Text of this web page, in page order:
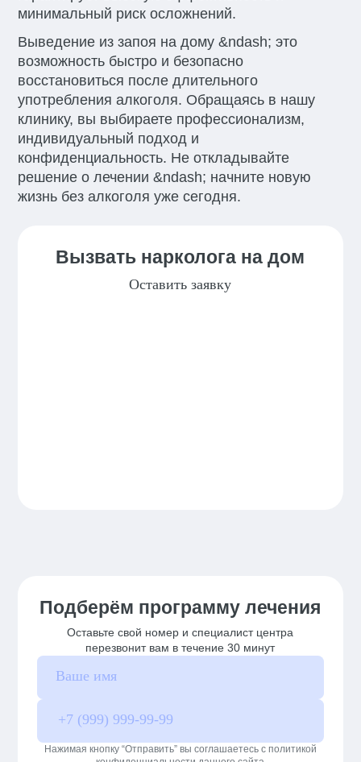
минимальный риск осложнений.
Выведение из запоя на дому &ndash; это
возможность быстро и безопасно
восстановиться после длительного
употребления алкоголя. Обращаясь в нашу
клинику, вы выбираете профессионализм,
индивидуальный подход и
конфиденциальность. Не откладывайте
решение о лечении &ndash; начните новую
жизнь без алкоголя уже сегодня.
Вызвать нарколога на дом
Оставить заявку
Подберём программу лечения
Оставьте свой номер и специалист центра
перезвонит вам в течение 30 минут
Нажимая кнопку “Отправить” вы соглашаетесь с политикой